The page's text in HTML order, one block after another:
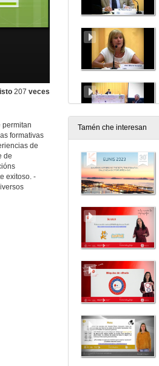
207 veces
permitan
formativas
de
de
exitoso. -
Tamén che interesan